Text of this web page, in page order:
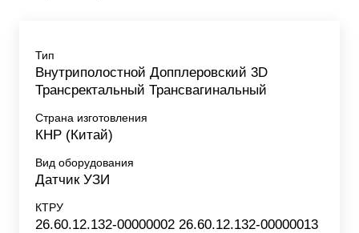
Тип
Внутриполостной Допплеровский 3D
Трансректальный Трансвагинальный
Страна изготовления
КНР (Китай)
Вид оборудования
Датчик УЗИ
КТРУ
26.60.12.132-00000002 26.60.12.132-00000013